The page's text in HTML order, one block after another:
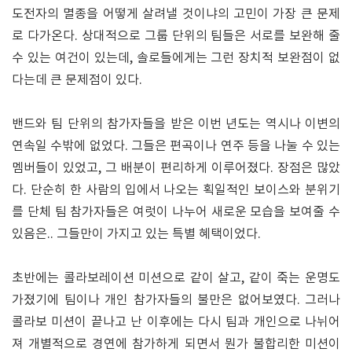
도전자의 멸종을 어떻게 살려낼 것이냐의 고민이 가장 큰 문제
로 다가온다. 상대적으로 그룹 단위의 팀들은 서로를 보완해 줄
수 있는 여건이 있는데, 솔로들에게는 그런 장치적 보완점이 없
다는데 큰 문제점이 있다.
밴드와 팀 단위의 참가자들을 받은 이번 년도는 역시나 이변의
연속일 수밖에 없었다. 그들은 편곡이나 연주 등을 나눌 수 있는
멤버들이 있었고, 그 배분이 편리하게 이루어졌다. 장점은 많았
다. 단순히 한 사람의 입에서 나오는 획일적인 보이스와 분위기
를 단체 팀 참가자들은 여럿이 나누어 새로운 모습을 보여줄 수
있음은.. 그들만이 가지고 있는 특별 혜택이었다.
초반에는 콜라보레이션 미션으로 같이 살고, 같이 죽는 운명도
가졌기에 팀이나 개인 참가자들의 불만은 없어보였다. 그러나
콜라보 미션이 끝나고 난 이후에는 다시 팀과 개인으로 나뉘어
져 개별적으로 경연에 참가하게 되면서 뭔가 불합리한 미션이